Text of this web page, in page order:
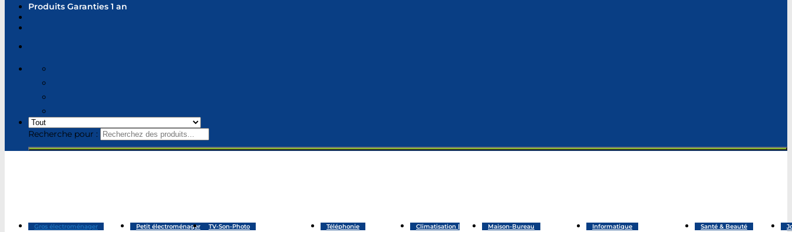
Produits Garanties 1 an
Recherche pour :
Gros électroménager Petit électroménager TV-Son-Photo Téléphonie
Climatisation |
Maison-Bureau Informatique Santé & Beauté